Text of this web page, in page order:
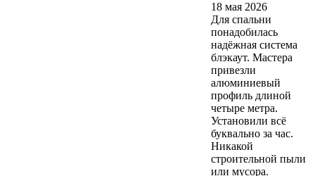
18 мая 2026
Для спальни
понадобилась
надёжная система
блэкаут. Мастера
привезли
алюминиевый
профиль длиной
четыре метра.
Установили всё
буквально за час.
Никакой
строительной пыли
или мусора.